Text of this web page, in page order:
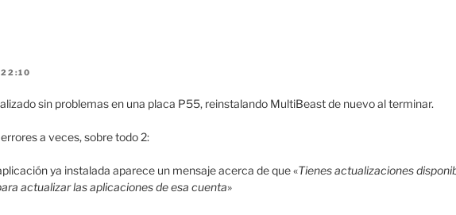
sin problemas en una placa P55, reinstalando MultiBeast de nuevo al terminar.
a veces, sobre todo 2:
ya instalada aparece un mensaje acerca de que «Tienes actualizaciones
actualizar las aplicaciones de esa cuenta»